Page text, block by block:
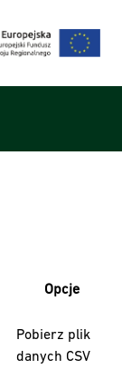
Opcje
Pobierz plik
danych CSV